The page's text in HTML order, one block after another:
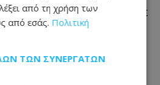
αδύνατο να μιλούμε
σωφρονιστικό έργο ή
εργασίας υπό
Σε όλα αυτά
από τη χρήση των
από εσάς. Πολιτική
ΤΩΝ ΣΥΝΕΡΓΑΤΏΝ